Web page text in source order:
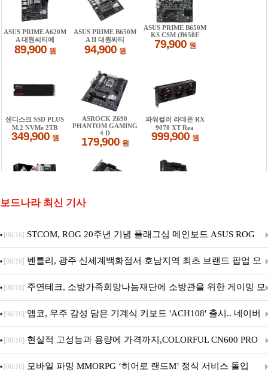
보드나라 최신 기사
[06/16] STCOM, ROG 20주년 기념 플래그십 메인보드 ASUS ROG
Crosshair X870E EDITION 20 국내 출시 예정
[06/16] 벤틀리, 광주 신세계백화점서 호남지역 최초 브랜드 팝업 오
픈
[06/16] 주연테크, 소방가족희망나눔재단에 소방관을 위한 게이밍 모
니터·스마트 펫 침대 기부
[06/16] 앱코, 우주 감성 담은 기계식 키보드 'ACH108' 출시.. 네이버
브랜드데이 기획전 진행
[06/16] 현실적 고성능과 용량에 가격까지,COLORFUL CN600 PRO
M.2 NVMe 디앤디컴 1TB
[06/16] 모바일 파밍 MMORPG ‘히어로 랜드M’ 정식 서비스 돌입